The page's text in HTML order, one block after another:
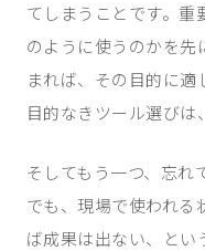
てしまうことです。重
のように使うのかを
まれば、その目的に適
目的なきツール選びは
そしてもう一つ、忘
でも、現場で使われ
ば成果は出ない、と